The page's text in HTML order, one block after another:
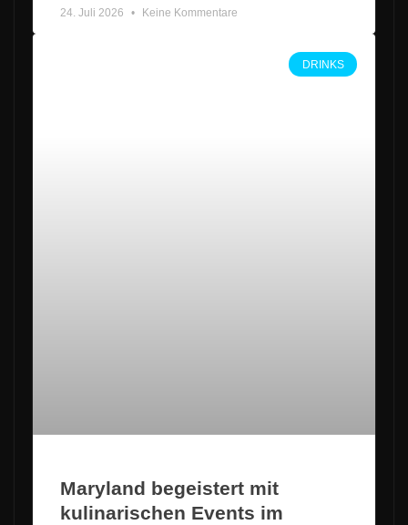
24. Juli 2026 Keine Kommentare
DRINKS
Maryland begeistert mit
kulinarischen Events im